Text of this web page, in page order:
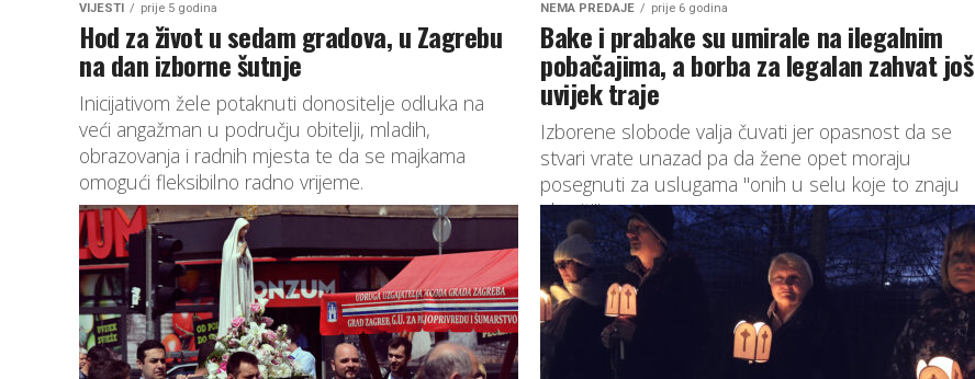
VIJESTI prije 5 godina
Hod za život u sedam gradova, u Zagrebu
na dan izborne šutnje
Inicijativom žele potaknuti donositelje odluka na
veći angažman u području obitelji, mladih,
obrazovanja i radnih mjesta te da se majkama
omogući fleksibilno radno vrijeme.
NEMA PREDAJE prije 6 godina
Bake i prabake su umirale na ilegalnim
pobačajima, a borba za legalan zahvat još
uvijek traje
Izborene slobode valja čuvati jer opasnost da se
stvari vrate unazad pa da žene opet moraju
posegnuti za uslugama "onih u selu koje to znaju
obaviti",...